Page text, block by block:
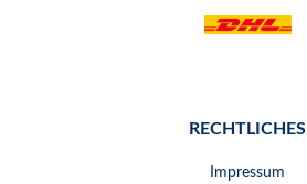
RECHTLICHES
Impressum